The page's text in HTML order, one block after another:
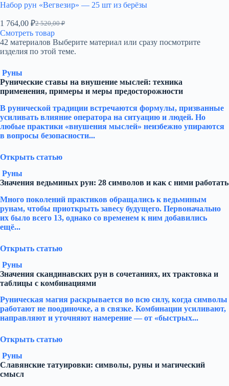
2
520,00 ₽.
764,00 ₽.
Набор рун «Вегвезир» — 25 шт из берёзы
2 520,00₽
Первоначальная
цена
составляла
2
1 764,00 ₽
Текущая
цена:
1
764,00 ₽.
Смотреть товар
42 материалов Выберите материал или сразу посмотрите
изделия по этой теме.
Руны
Рунические ставы на внушение мыслей: техника
применения, примеры и меры предосторожности
В рунической традиции встречаются формулы, призванные
усиливать влияние оператора на ситуацию и людей. Но
любые практики «внушения мыслей» неизбежно упираются
в вопросы безопасности...
Открыть статью
Руны
Значения ведьминых рун: 28 символов и как с ними работать
Много поколений практиков обращались к ведьминым
рунам, чтобы приоткрыть завесу будущего. Первоначально
их было всего 13, однако со временем к ним добавились
ещё...
Открыть статью
Руны
Значения скандинавских рун в сочетаниях, их трактовка и
таблицы с комбинациями
Руническая магия раскрывается во всю силу, когда символы
работают не поодиночке, а в связке. Комбинации усиливают,
направляют и уточняют намерение — от «быстрых...
Открыть статью
Руны
Славянские татуировки: символы, руны и магический
смысл